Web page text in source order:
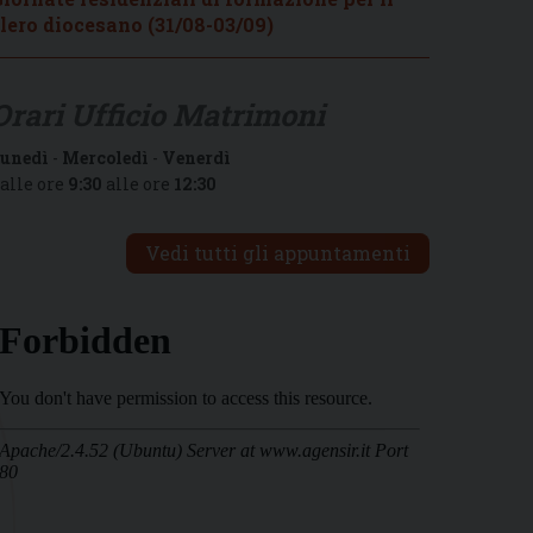
diocesano (31/08-03/09)
- Mercoledì - Venerdì
ore 9:30 alle ore 12:30
Vedi tutti gli appuntamenti